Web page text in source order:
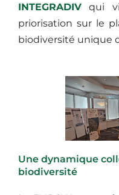
INTEGRADIV qui
priorisation sur le
biodiversité unique
Une dynamique
biodiversité